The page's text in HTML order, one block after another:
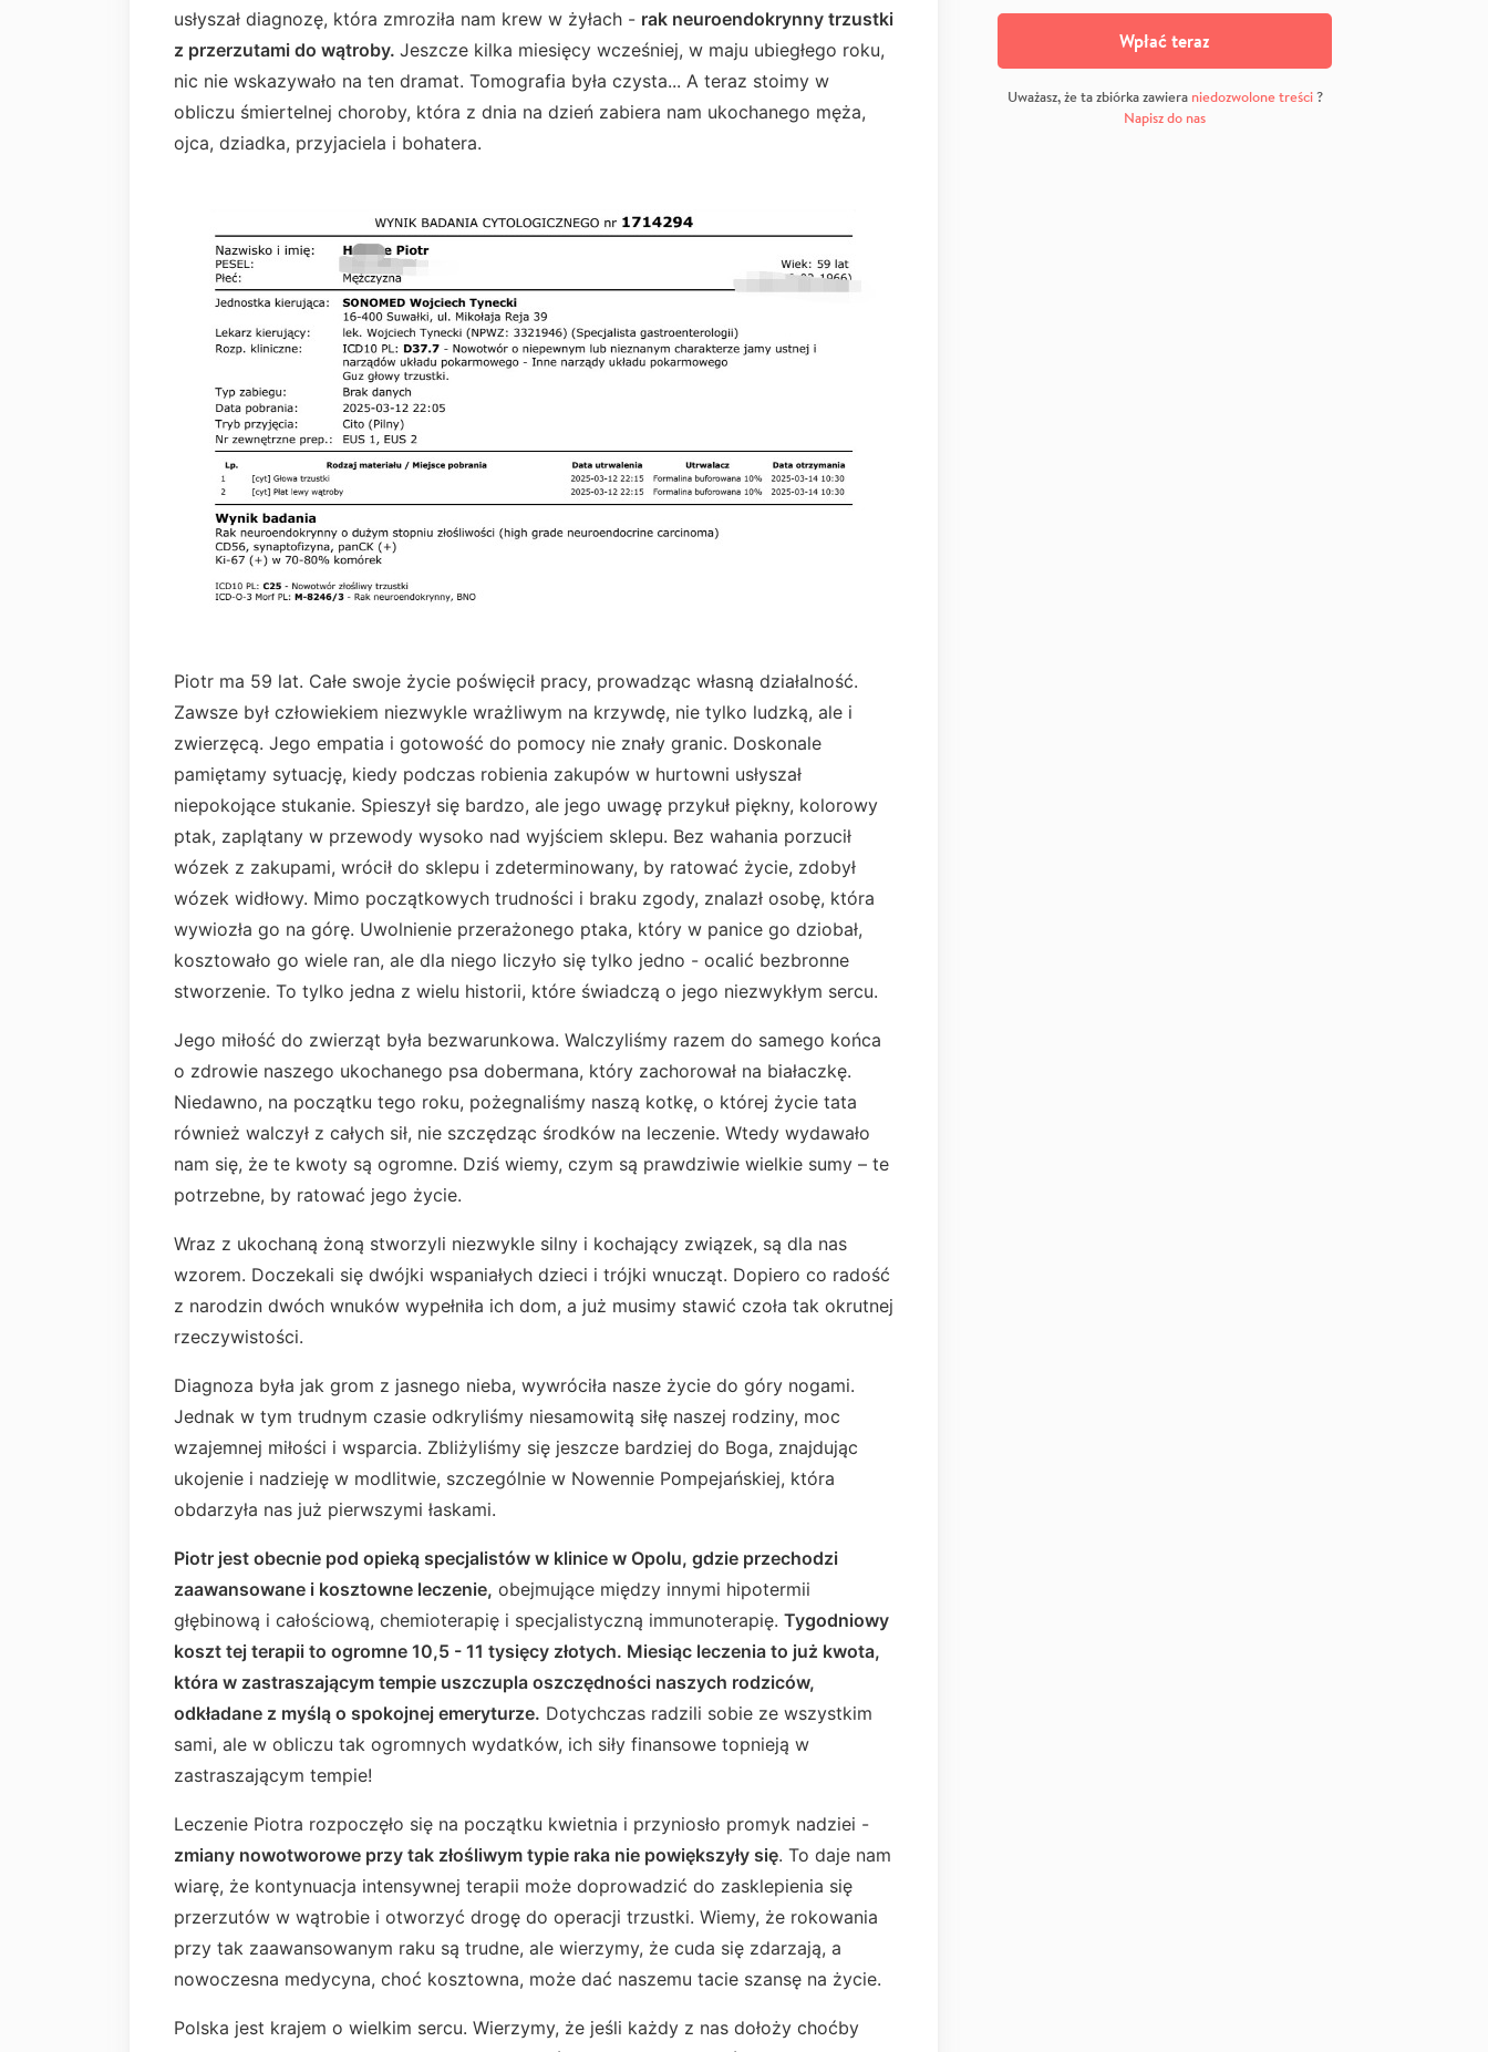
usłyszał diagnozę, która zmroziła nam krew w żyłach - rak neuroendokrynny trzustki
z przerzutami do wątroby. Jeszcze kilka miesięcy wcześniej, w maju ubiegłego roku,
nic nie wskazywało na ten dramat. Tomografia była czysta... A teraz stoimy w
obliczu śmiertelnej choroby, która z dnia na dzień zabiera nam ukochanego męża,
ojca, dziadka, przyjaciela i bohatera.
Piotr ma 59 lat. Całe swoje życie poświęcił pracy, prowadząc własną działalność.
Zawsze był człowiekiem niezwykle wrażliwym na krzywdę, nie tylko ludzką, ale i
zwierzęcą. Jego empatia i gotowość do pomocy nie znały granic. Doskonale
pamiętamy sytuację, kiedy podczas robienia zakupów w hurtowni usłyszał
niepokojące stukanie. Spieszył się bardzo, ale jego uwagę przykuł piękny, kolorowy
ptak, zaplątany w przewody wysoko nad wyjściem sklepu. Bez wahania porzucił
wózek z zakupami, wrócił do sklepu i zdeterminowany, by ratować życie, zdobył
wózek widłowy. Mimo początkowych trudności i braku zgody, znalazł osobę, która
wywiozła go na górę. Uwolnienie przerażonego ptaka, który w panice go dziobał,
kosztowało go wiele ran, ale dla niego liczyło się tylko jedno - ocalić bezbronne
stworzenie. To tylko jedna z wielu historii, które świadczą o jego niezwykłym sercu.
Jego miłość do zwierząt była bezwarunkowa. Walczyliśmy razem do samego końca
o zdrowie naszego ukochanego psa dobermana, który zachorował na białaczkę.
Niedawno, na początku tego roku, pożegnaliśmy naszą kotkę, o której życie tata
również walczył z całych sił, nie szczędząc środków na leczenie. Wtedy wydawało
nam się, że te kwoty są ogromne. Dziś wiemy, czym są prawdziwie wielkie sumy – te
potrzebne, by ratować jego życie.
Wraz z ukochaną żoną stworzyli niezwykle silny i kochający związek, są dla nas
wzorem. Doczekali się dwójki wspaniałych dzieci i trójki wnucząt. Dopiero co radość
z narodzin dwóch wnuków wypełniła ich dom, a już musimy stawić czoła tak okrutnej
rzeczywistości.
Diagnoza była jak grom z jasnego nieba, wywróciła nasze życie do góry nogami.
Jednak w tym trudnym czasie odkryliśmy niesamowitą siłę naszej rodziny, moc
wzajemnej miłości i wsparcia. Zbliżyliśmy się jeszcze bardziej do Boga, znajdując
ukojenie i nadzieję w modlitwie, szczególnie w Nowennie Pompejańskiej, która
obdarzyła nas już pierwszymi łaskami.
Piotr jest obecnie pod opieką specjalistów w klinice w Opolu, gdzie przechodzi
zaawansowane i kosztowne leczenie, obejmujące między innymi hipotermii
głębinową i całościową, chemioterapię i specjalistyczną immunoterapię. Tygodniowy
koszt tej terapii to ogromne 10,5 - 11 tysięcy złotych. Miesiąc leczenia to już kwota,
która w zastraszającym tempie uszczupla oszczędności naszych rodziców,
odkładane z myślą o spokojnej emeryturze. Dotychczas radzili sobie ze wszystkim
sami, ale w obliczu tak ogromnych wydatków, ich siły finansowe topnieją w
zastraszającym tempie!
Leczenie Piotra rozpoczęło się na początku kwietnia i przyniosło promyk nadziei -
zmiany nowotworowe przy tak złośliwym typie raka nie powiększyły się. To daje nam
wiarę, że kontynuacja intensywnej terapii może doprowadzić do zasklepienia się
przerzutów w wątrobie i otworzyć drogę do operacji trzustki. Wiemy, że rokowania
przy tak zaawansowanym raku są trudne, ale wierzymy, że cuda się zdarzają, a
nowoczesna medycyna, choć kosztowna, może dać naszemu tacie szansę na życie.
Polska jest krajem o wielkim sercu. Wierzymy, że jeśli każdy z nas dołoży choćby
Wpłać teraz
Uważasz, że ta zbiórka zawiera niedozwolone treści?
Napisz do nas